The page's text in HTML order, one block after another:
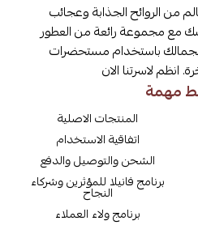
من الروائح الجذابة وعجائب
مع مجموعة رائعة من العطور
بجمالك باستخدام مستحضرات
انظم لاسرتنا الان
مهمة
المنتجات الاصلية
اتفاقية الاستخدام
الشحن والتوصيل والدفع
برنامج فانيلا للمؤثرين وشركاء
النجاح
برنامج ولاء العملاء